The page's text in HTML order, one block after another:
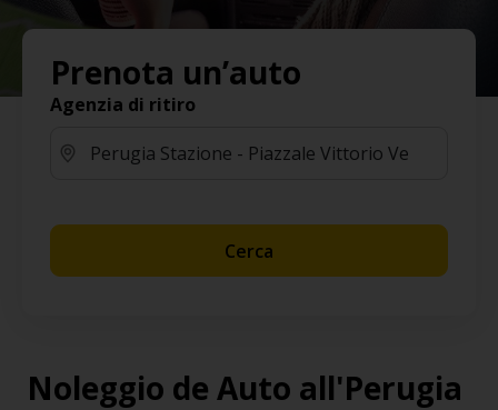
Prenota un’auto
Agenzia di ritiro
Cerca
Noleggio de Auto all'Perugia